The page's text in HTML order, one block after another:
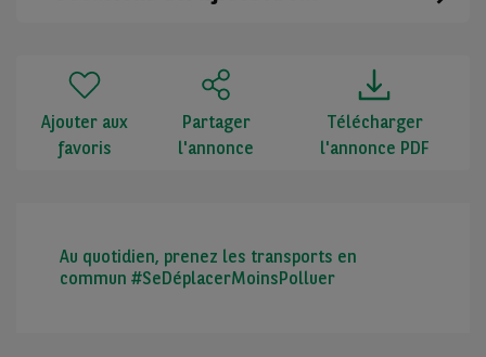
Ajouter aux
favoris
Partager
l'annonce
Télécharger
l'annonce PDF
Au quotidien, prenez les transports en
commun #SeDéplacerMoinsPolluer